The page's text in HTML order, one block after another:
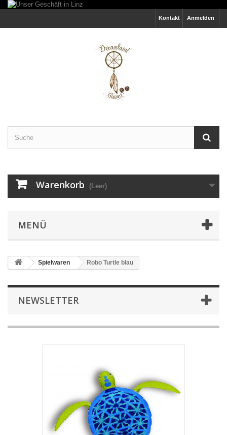
Anmelden
Kontakt
Warenkorb (Leer)
MENÜ
Spielwaren Robo Turtle blau
NEWSLETTER